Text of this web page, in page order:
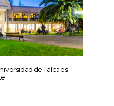
de Talca es